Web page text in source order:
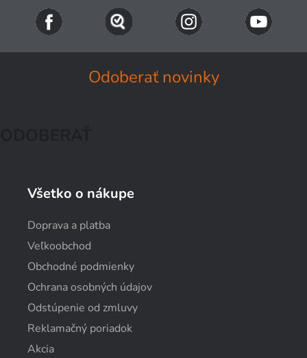
Odoberať novinky
Všetko o nákupe
Doprava a platba
Veľkoobchod
Obchodné podmienky
Ochrana osobných údajov
Odstúpenie od zmluvy
Reklamačný poriadok
Akcia